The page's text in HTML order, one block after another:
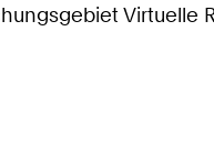
Virtuelle